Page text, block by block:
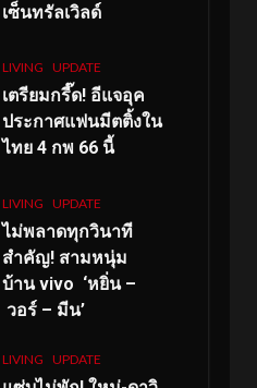
เซ็นทรัลเวิลด์
LIVING UPDATE
เตรียมกรี๊ด! อีแจอุค
ประกาศแฟนมีตติ้งใน
ไทย 4 กพ 66 นี้
LIVING UPDATE
ไม่พลาดทุกวินาที
สำคัญ! สามหนุ่ม
บ้าน vivo ‘หยิ่น –
วอร์ – มีน’
LIVING UPDATE